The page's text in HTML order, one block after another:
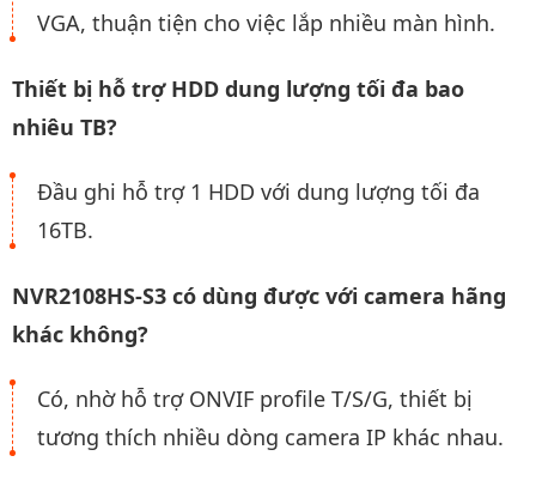
VGA, thuận tiện cho việc lắp nhiều màn hình.
Thiết bị hỗ trợ HDD dung lượng tối đa bao
nhiêu TB?
Đầu ghi hỗ trợ 1 HDD với dung lượng tối đa
16TB.
NVR2108HS-S3 có dùng được với camera hãng
khác không?
Có, nhờ hỗ trợ ONVIF profile T/S/G, thiết bị
tương thích nhiều dòng camera IP khác nhau.